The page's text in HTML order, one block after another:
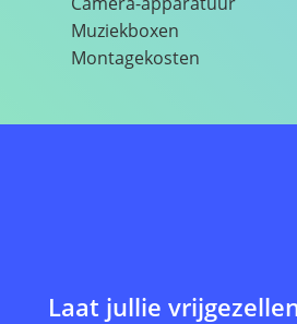
Muziekboxen
Montagekosten
Laat jullie